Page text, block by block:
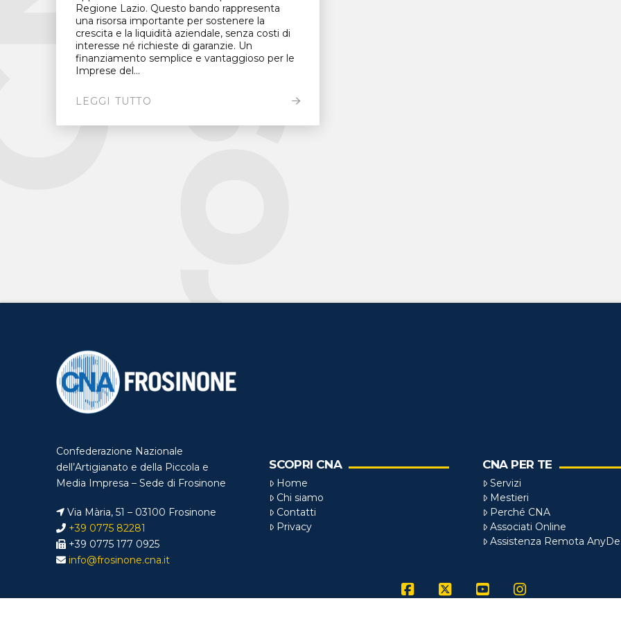
Regione Lazio. Questo bando rappresenta
una risorsa importante per sostenere la
crescita e la liquidità aziendale, senza costi di
interesse né richieste di garanzie. Un
finanziamento semplice e vantaggioso per le
Imprese del...
LEGGI TUTTO
Confederazione Nazionale
dell’Artigianato e della Piccola e
Media Impresa – Sede di Frosinone
Via Mària, 51 – 03100 Frosinone
+39 0775 82281
+39 0775 177 0925
info@frosinone.cna.it
SCOPRI CNA
Home
Chi siamo
Contatti
Privacy
CNA PER TE
Servizi
Mestieri
Perché CNA
Associati Online
Assistenza Remota
Facebook
X YouTubeInstagram